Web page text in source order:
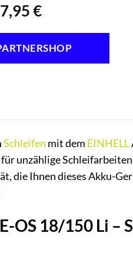
Preis
€
€Aktueller
ist:
37,95 €.
Schleifen mit dem EINHELL
unzählige
die Ihnen dieses Akku-
18/150 Li –